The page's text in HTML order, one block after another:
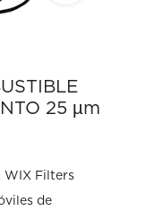
25 µm
WIX Filters
de